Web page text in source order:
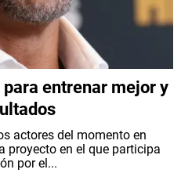
entrenar mejor y
actores del momento en
proyecto en el que participa
por el...